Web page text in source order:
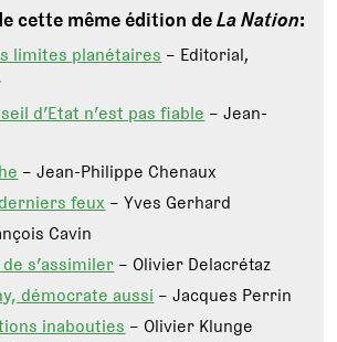
cette même édition deLa Nation:
limites planétaires– Editorial,
d’Etat n’est pas fiable– Jean-
– Jean-Philippe Chenaux
feux– Yves Gerhard
Cavin
s’assimiler– Olivier Delacrétaz
démocrate aussi– Jacques Perrin
inabouties– Olivier Klunge